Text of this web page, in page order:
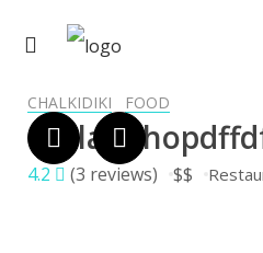
CHALKIDIKI FOOD
Hellas
4.2 (3 reviews) $$